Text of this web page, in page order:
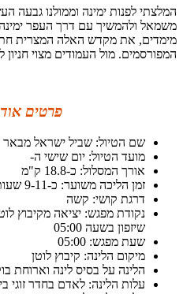
המלצתי לפנות ימינה וממולנו גבעה
משמאל ולהמשיך עם דרך העפר
מימדים, את מקדש האלה המצרית
המפורסמים. מול העמודים מצוי חניון
פרטים
שם הטיול: שביל ישראל מבאר
מועד הטיול: יום שישי ה-
אורך המסלול: כ-18.8 ק"מ
זמן הליכה משוער: כ-9-11 שעות
דרגת קושי: קשה
שיזפון בשעה 05:00
שעת מפגש: 05:00
מיקום הלינה: קיבוץ לוטן
הלינה על בסיס לינה וארוחת
עלות הלינה: לאדם בחדר זוגי ביום